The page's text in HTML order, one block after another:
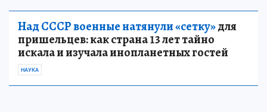
Над СССР военные натянули «сетку»для
пришельцев: как страна 13 лет тайно
искала и изучала инопланетных гостей
НАУКА